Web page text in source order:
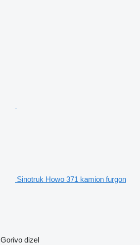
Sinotruk Howo 371 kamion furgon
Gorivo dizel